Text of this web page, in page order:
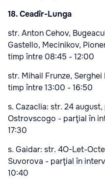
18. Ceadîr-Lunga
str. Anton Cehov,
Gastello, Mecinikov,
timp între 08:45 - 12:00
str. Mihail Frunze,
timp între 13:00 - 16:50
s. Cazaclia: str. 24
Ostrovscogo - parţial în
17:30
s. Gaidar: str. 4O-Let-
Suvorova - parţial în
10:40